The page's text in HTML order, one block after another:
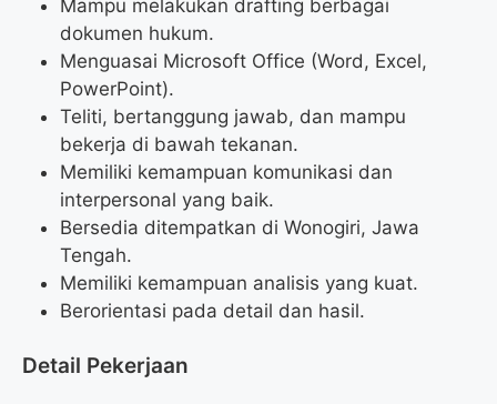
Mampu melakukan drafting berbagai
dokumen hukum.
Menguasai Microsoft Office (Word, Excel,
PowerPoint).
Teliti, bertanggung jawab, dan mampu
bekerja di bawah tekanan.
Memiliki kemampuan komunikasi dan
interpersonal yang baik.
Bersedia ditempatkan di Wonogiri, Jawa
Tengah.
Memiliki kemampuan analisis yang kuat.
Berorientasi pada detail dan hasil.
Detail Pekerjaan